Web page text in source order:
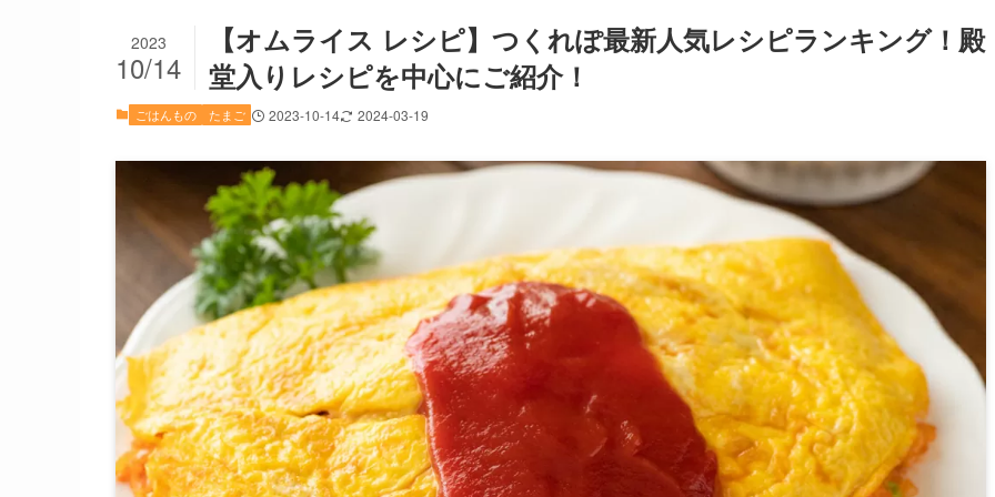
【オムライス レシピ】つくれぽ最新人気レシピランキング！殿
堂入りレシピを中心にご紹介！
2023
10/14
ごはんもの たまご 2023-10-14 2024-03-19